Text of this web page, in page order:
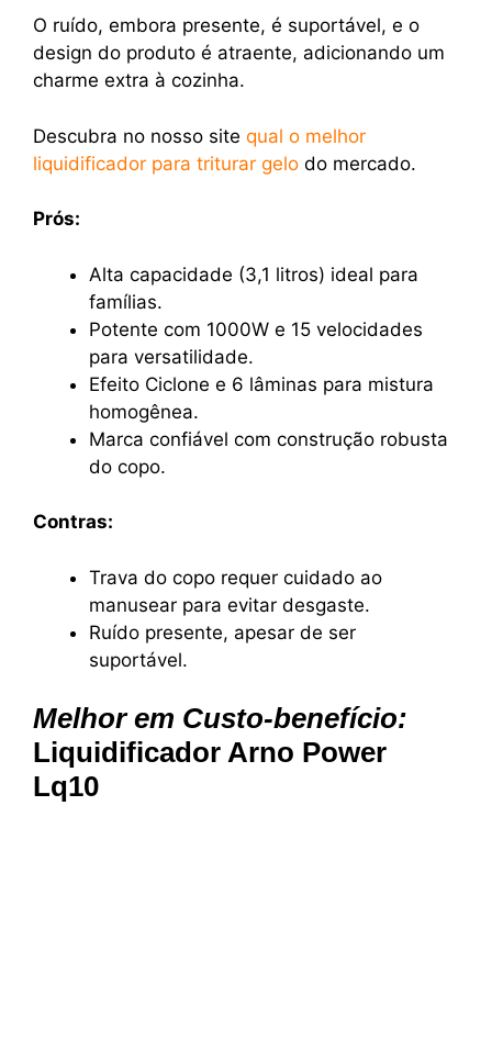
O ruído, embora presente, é suportável, e o
design do produto é atraente, adicionando um
charme extra à cozinha.
Descubra no nosso site qual o melhor
liquidificador para triturar gelo do mercado.
Prós:
Alta capacidade (3,1 litros) ideal para
famílias.
Potente com 1000W e 15 velocidades
para versatilidade.
Efeito Ciclone e 6 lâminas para mistura
homogênea.
Marca confiável com construção robusta
do copo.
Contras:
Trava do copo requer cuidado ao
manusear para evitar desgaste.
Ruído presente, apesar de ser
suportável.
Melhor em Custo-benefício:
Liquidificador Arno Power
Lq10